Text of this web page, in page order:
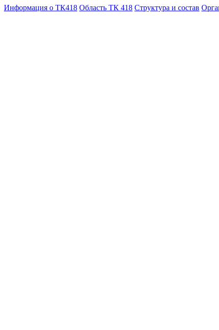
Информация о ТК418 Область ТК 418 Структура и состав